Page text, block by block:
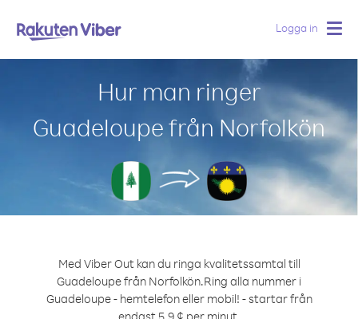
Logga in
Hur man ringer
Guadeloupe från Norfolkön
Med Viber Out kan du ringa kvalitetssamtal till
Guadeloupe från Norfolkön.Ring alla nummer i
Guadeloupe - hemtelefon eller mobil! - startar från